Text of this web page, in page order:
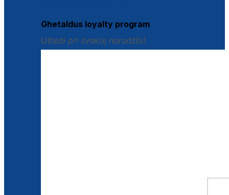
Ghetaldus loyalty program
Uštedi pri svakoj narudžbi!